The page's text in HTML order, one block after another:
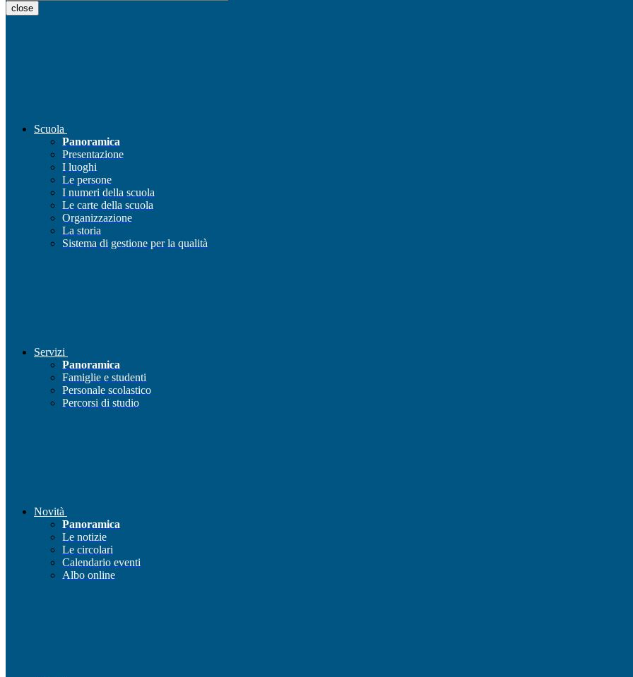
close
Scuola
Panoramica
Presentazione
I luoghi
Le persone
I numeri della scuola
Le carte della scuola
Organizzazione
La storia
Sistema di gestione per la qualità
Servizi
Panoramica
Famiglie e studenti
Personale scolastico
Percorsi di studio
Novità
Panoramica
Le notizie
Le circolari
Calendario eventi
Albo online